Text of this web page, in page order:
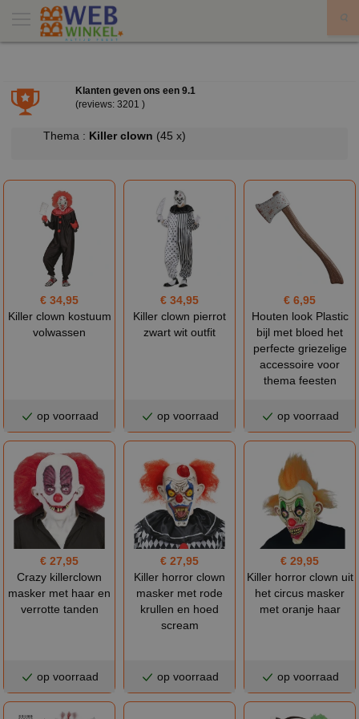
Klanten geven ons een 9.1
(reviews: 3201 )
Thema : Killer clown (45 x)
€ 34,95
Killer clown kostuum
volwassen
op voorraad
€ 34,95
Killer clown pierrot
zwart wit outfit
op voorraad
€ 6,95
Houten look Plastic
bijl met bloed het
perfecte griezelige
accessoire voor
thema feesten
op voorraad
€ 27,95
Crazy killerclown
masker met haar en
verrotte tanden
op voorraad
€ 27,95
Killer horror clown
masker met rode
krullen en hoed
scream
op voorraad
€ 29,95
Killer horror clown uit
het circus masker
met oranje haar
op voorraad